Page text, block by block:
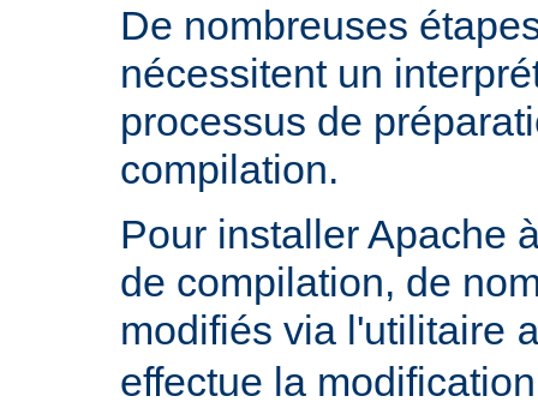
De nombreuses
nécessitent un
processus de
compilation.
Pour installer Apache
de compilation, de
modifiés via l'utilitaire
effectue la